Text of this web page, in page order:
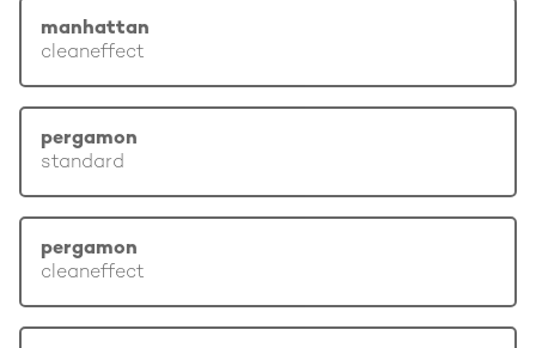
manhattan
cleaneffect
pergamon
standard
pergamon
cleaneffect